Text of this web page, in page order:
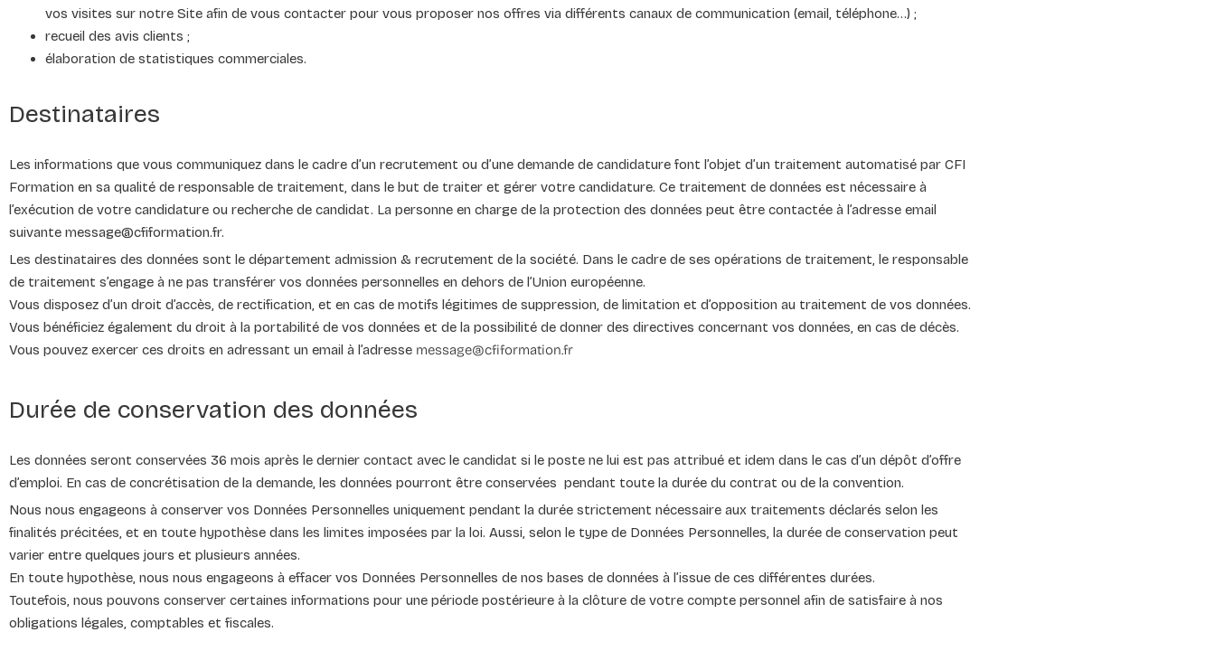
vos visites sur notre Site afin de vous contacter pour vous proposer nos offres via différents canaux de communication (email, téléphone…) ;
recueil des avis clients ;
élaboration de statistiques commerciales.
Destinataires
Les informations que vous communiquez dans le cadre d’un recrutement ou d’une demande de candidature font l’objet d’un traitement automatisé par CFI
Formation en sa qualité de responsable de traitement, dans le but de traiter et gérer votre candidature. Ce traitement de données est nécessaire à
l’exécution de votre candidature ou recherche de candidat. La personne en charge de la protection des données peut être contactée à l’adresse email
suivante message@cfiformation.fr.
Les destinataires des données sont le département admission & recrutement de la société. Dans le cadre de ses opérations de traitement, le responsable
de traitement s’engage à ne pas transférer vos données personnelles en dehors de l’Union européenne.
Vous disposez d’un droit d’accès, de rectification, et en cas de motifs légitimes de suppression, de limitation et d’opposition au traitement de vos données.
Vous bénéficiez également du droit à la portabilité de vos données et de la possibilité de donner des directives concernant vos données, en cas de décès.
Vous pouvez exercer ces droits en adressant un email à l’adresse message@cfiformation.fr
Durée de conservation des données
Les données seront conservées 36 mois après le dernier contact avec le candidat si le poste ne lui est pas attribué et idem dans le cas d’un dépôt d’offre
d’emploi. En cas de concrétisation de la demande, les données pourront être conservées pendant toute la durée du contrat ou de la convention.
Nous nous engageons à conserver vos Données Personnelles uniquement pendant la durée strictement nécessaire aux traitements déclarés selon les
finalités précitées, et en toute hypothèse dans les limites imposées par la loi. Aussi, selon le type de Données Personnelles, la durée de conservation peut
varier entre quelques jours et plusieurs années.
En toute hypothèse, nous nous engageons à effacer vos Données Personnelles de nos bases de données à l’issue de ces différentes durées.
Toutefois, nous pouvons conserver certaines informations pour une période postérieure à la clôture de votre compte personnel afin de satisfaire à nos
obligations légales, comptables et fiscales.